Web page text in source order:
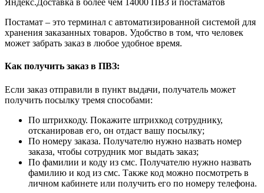
Яндекс.Доставка в более чем 14000 ПВЗ и постаматов
Постамат – это терминал с автоматизированной системой для
хранения заказанных товаров. Удобство в том, что человек
может забрать заказ в любое удобное время.
Как получить заказ в ПВЗ:
Если заказ отправили в пункт выдачи, получатель может
получить посылку тремя способами:
По штрихкоду. Покажите штрихкод сотруднику,
отсканировав его, он отдаст вашу посылку;
По номеру заказа. Получателю нужно назвать номер
заказа, чтобы сотрудник мог выдать заказ;
По фамилии и коду из смс. Получателю нужно назвать
фамилию и код из смс. Также код можно посмотреть в
личном кабинете или получить его по номеру телефона.